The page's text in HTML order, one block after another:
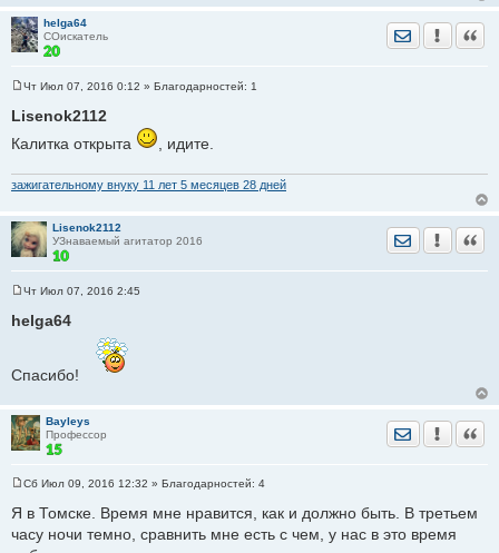
helga64
СОискатель
Отправить
о
о
щ
н
и
Чт Июл 07, 2016 0:12 » Благодарностей: 1
Lisenok2112
Калитка открыта
, идите.
зажигательному внуку 11 лет 5 месяцев 28 дней
Lisenok2112
УЗнаваемый агитатор 2016
Отправить
о
н
е
Чт Июл 07, 2016 2:45
helga64
Спасибо!
Bayleys
Профессор
Отправить
о
б
Сб Июл 09, 2016 12:32 » Благодарностей: 4
Я в Томске. Время мне нравится, как и должно быть. В третьем
часу ночи темно, сравнить мне есть с чем, у нас в это время